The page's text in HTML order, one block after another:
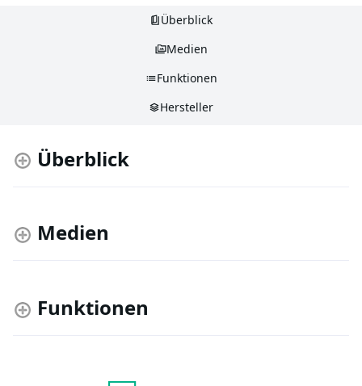
Überblick
Medien
Funktionen
Hersteller
Überblick
Medien
Funktionen